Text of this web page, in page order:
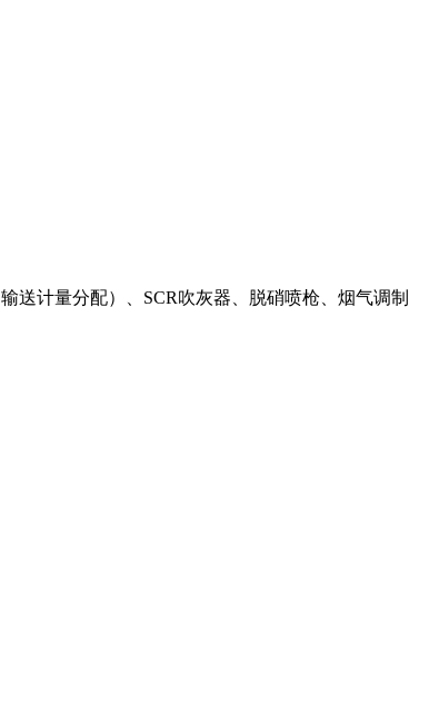
送计量分配）、SCR吹灰器、脱硝喷枪、烟气调制